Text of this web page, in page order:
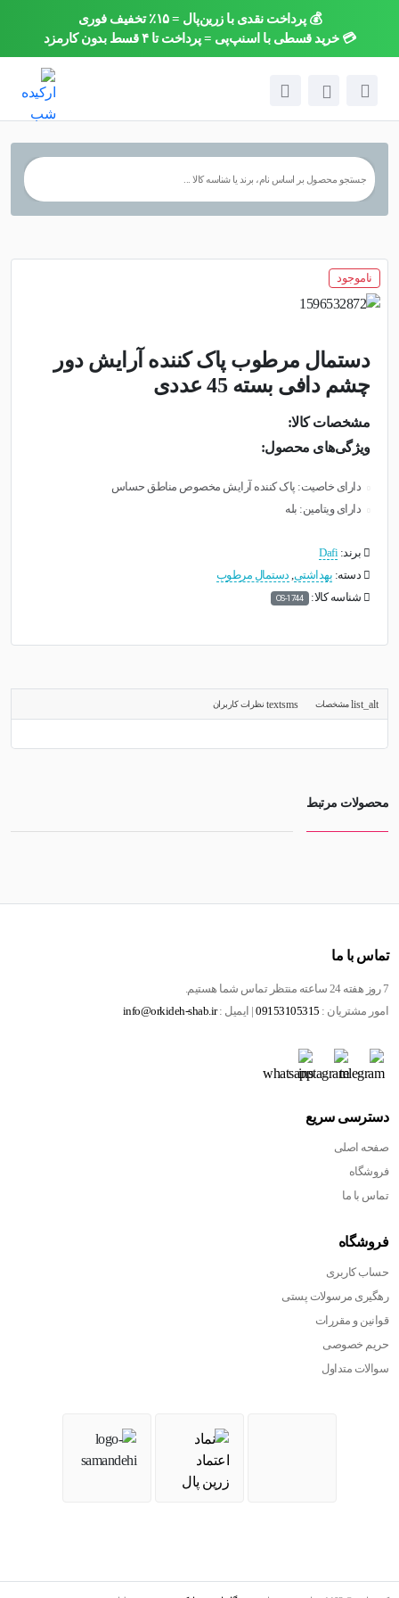
💰 پرداخت نقدی با زرین‌پال = ۱۵٪ تخفیف فوری
💳 خرید قسطی با اسنپ‌پی = پرداخت تا ۴ قسط بدون کارمزد×
ناموجود
دستمال مرطوب پاک کننده آرایش دور
چشم دافی بسته 45 عددی
مشخصات کالا:
ویژگی‌های محصول:
دارای خاصیت: پاک کننده آرایش مخصوص مناطق حساس
دارای ویتامین: بله
برند:Dafi
دسته: بهداشتی, دستمال مرطوب
شناسه کالا: OS-1744
مشخصات نظرات کاربران
محصولات مرتبط
تماس با ما
7 روز هفته 24 ساعته منتظر تماس شما هستیم.
امور مشتریان : 09153105315 | ایمیل :info@orkideh-shab.ir
دسترسی سریع
صفحه اصلی
فروشگاه
تماس با ما
فروشگاه
حساب کاربری
رهگیری مرسولات پستی
قوانین و مقررات
حریم خصوصی
سوالات متداول